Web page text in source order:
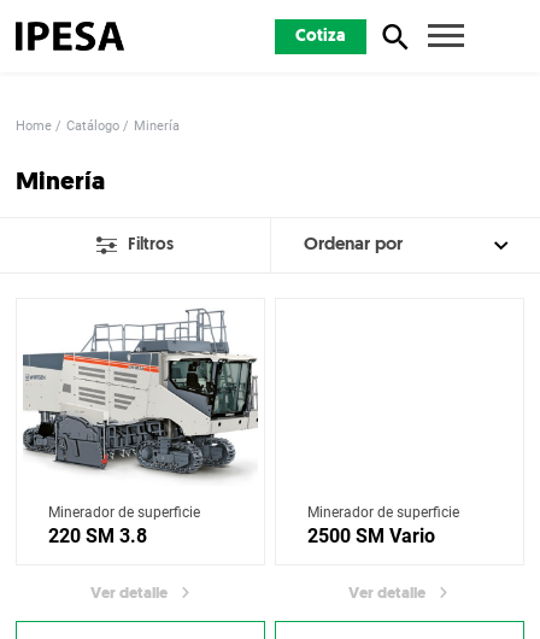
Cotiza
Home Catálogo Minería
Minería
Filtros
Minerador de superficie
220 SM 3.8
Ver detalle
Minerador de superficie
2500 SM Vario
Ver detalle